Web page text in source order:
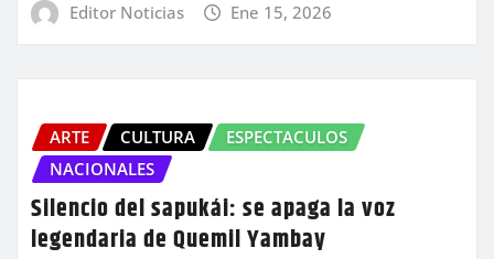
Editor Noticias Ene 15, 2026
ARTE CULTURA
ESPECTACULOS
NACIONALES
Silencio del sapukái: se apaga la voz
legendaria de Quemil Yambay